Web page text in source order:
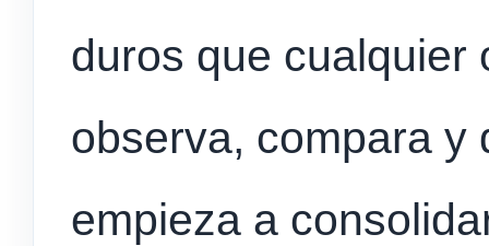
duros que cualquier
observa, compara y
empieza a